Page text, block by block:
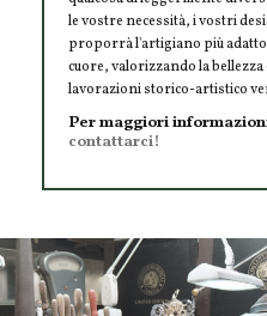
le vostre necessità, i vostri
proporrà l'artigiano più adatto
cuore, valorizzando la
lavorazioni storico-artistico
Per maggiori
contattarci!